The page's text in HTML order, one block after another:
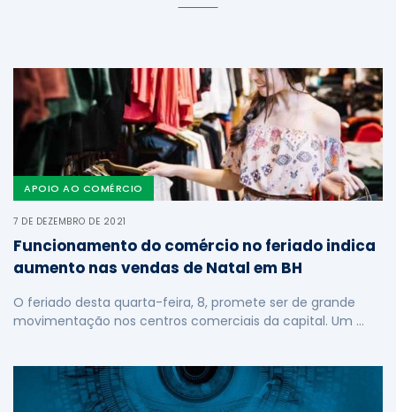
APOIO AO COMÉRCIO
7 DE DEZEMBRO DE 2021
Funcionamento do comércio no feriado indica
aumento nas vendas de Natal em BH
O feriado desta quarta-feira, 8, promete ser de grande
movimentação nos centros comerciais da capital. Um …